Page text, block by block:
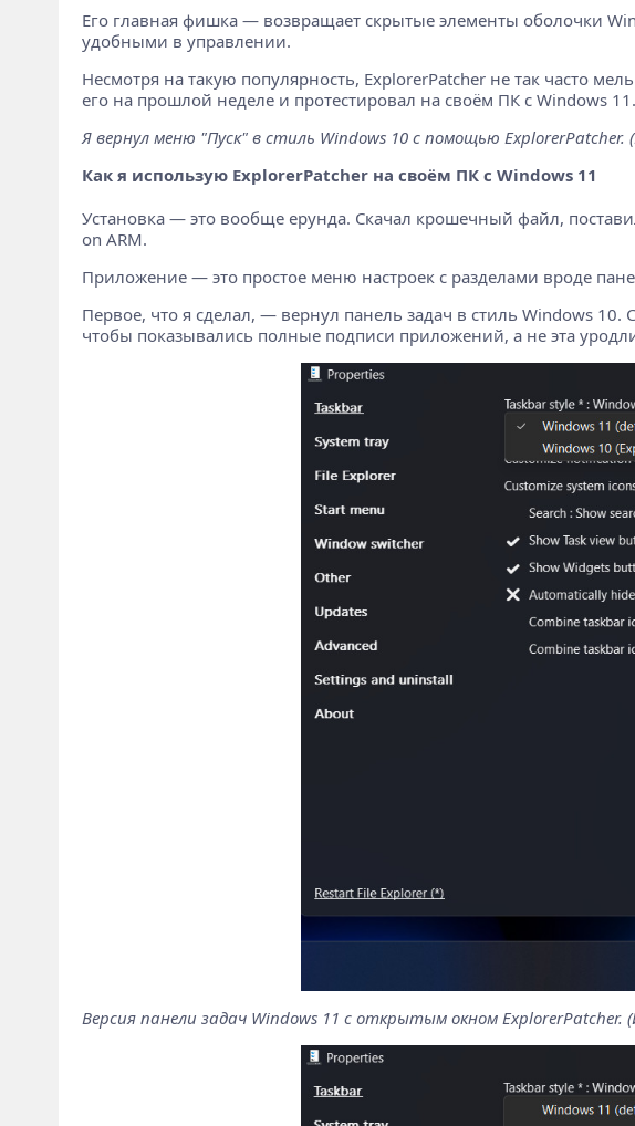
Его главная фишка — возвращает скрытые элементы оболочки
удобными в управлении.
Несмотря на такую популярность, ExplorerPatcher не так часто
его на прошлой неделе и протестировал на своём ПК с Windows
Я вернул меню "Пуск" в стиль Windows 10 с помощью ExplorerPatcher.
Как я использую ExplorerPatcher на своём ПК с Windows 11
Установка — это вообще ерунда. Скачал крошечный файл,
on ARM.
Приложение — это простое меню настроек с разделами вроде
Первое, что я сделал, — вернул панель задач в стиль Windows
чтобы показывались полные подписи приложений, а не эта
Версия панели задач Windows 11 с открытым окном ExplorerPatcher.